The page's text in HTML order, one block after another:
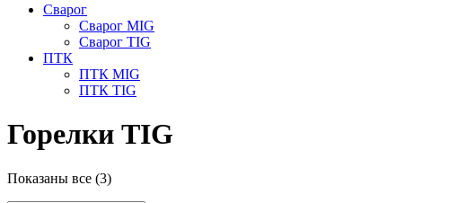
Сварог
Сварог MIG
Сварог TIG
ПТК
ПТК MIG
ПТК TIG
Горелки TIG
Показаны все (3)